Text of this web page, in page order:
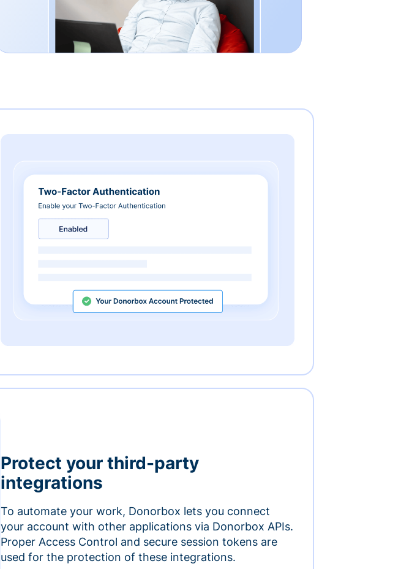
Protect your third-party
integrations
To automate your work, Donorbox lets you connect
your account with other applications via Donorbox APIs.
Proper Access Control and secure session tokens are
used for the protection of these integrations.